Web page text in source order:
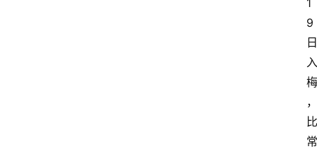
1
9
日
入
梅
，
比
常